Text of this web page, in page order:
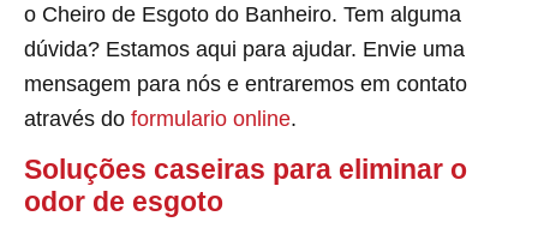
o Cheiro de Esgoto do Banheiro. Tem alguma
dúvida? Estamos aqui para ajudar. Envie uma
mensagem para nós e entraremos em contato
através do formulario online.
Soluções caseiras para eliminar o
odor de esgoto